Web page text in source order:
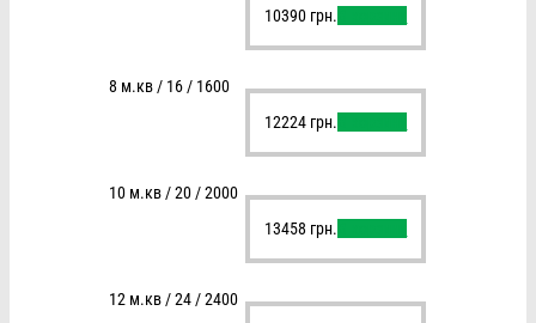
10390 грн.
8 м.кв / 16 / 1600
12224 грн.
10 м.кв / 20 / 2000
13458 грн.
12 м.кв / 24 / 2400